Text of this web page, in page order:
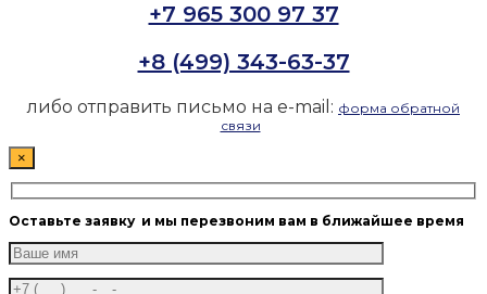
+7 965 300 97 37
+8 (499) 343-63-37
либо отправить письмо на e-mail: форма обратной
связи
×
Оставьте заявку и мы перезвоним вам в ближайшее время